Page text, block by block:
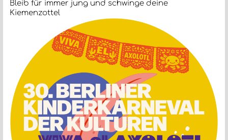
Bleib für immer jung und schwinge deine
Kiemenzottel